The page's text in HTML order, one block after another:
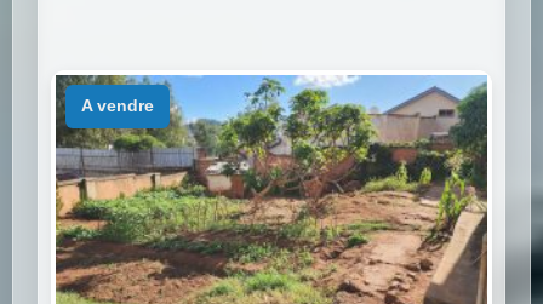
a vendre